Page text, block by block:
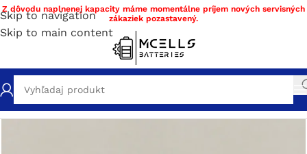
Skip to navigation
Skip to main content
Z dôvodu naplnenej kapacity máme momentálne príjem nových servisných
zákaziek pozastavený.
Domov/Obchod/Sonické kefky